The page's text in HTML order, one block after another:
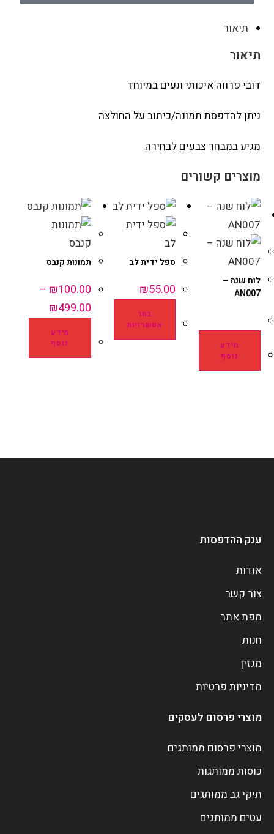
תיאור
תיאור
דובי פרווה איכותי ונעים במיוחד
ניתן להדפסת תמונה/כיתוב על החולצה
מגיע במבחר צבעים לבחירה
מוצרים קשורים
לוח שנה –
AN007
מידע
נוסף
ספל ידית לב
₪55.00
בחר
אפשרויות
תמונות קנבס
₪100.00
–
₪499.00
מידע
נוסף
ענק ההדפסות
אודות
צור קשר
מפת אתר
חנות
מגזין
מדיניות פרטיות
מוצרי פרסום לעסקים
מוצרי פרסום ממותגים
כוסות ממותגות
תיקי גב ממותגים
עטים ממותגים